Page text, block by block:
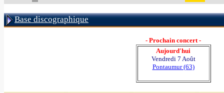
Base discographique
- Prochain concert -
Aujourd'hui
Vendredi 7 Août
Pontaumur (63)